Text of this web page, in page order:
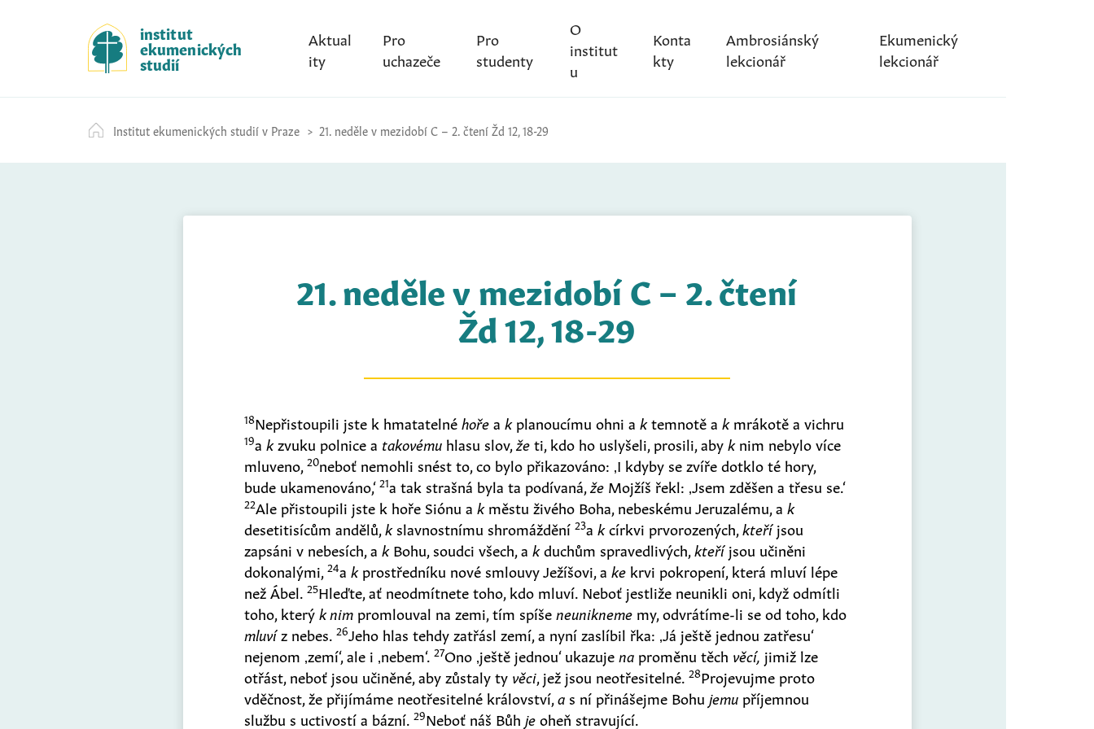
k
i
p
t
c
o
institut
ekumenických
studií
Aktual
ity
Pro
uchazeče
Pro
studenty
O
institut
u
Konta
kty
Ambrosiánský
lekcionář
Ekumenický
lekcionář
Institut ekumenických studií v Praze 21. neděle v mezidobí C – 2. čtení Žd 12, 18-29
21. neděle v mezidobí C – 2. čtení
Žd 12, 18-29
18Nepřistoupili jste k hmatatelné hořea kplanoucímu ohni a ktemnotě a kmrákotě a vichru
19a kzvuku polnice a takovému hlasu slov, žeti, kdo ho uslyšeli, prosili, aby knim nebylo více
mluveno,20neboť nemohli snést to, co bylo přikazováno: ‚I kdyby se zvíře dotklo té hory,
bude ukamenováno,‘21a tak strašná byla ta podívaná, že Mojžíš řekl: ‚Jsem zděšen a třesu se.‘
22Ale přistoupili jste k hoře Siónu a kměstu živého Boha, nebeskému Jeruzalému, a k
desetitisícům andělů, kslavnostnímu shromáždění23a kcírkvi prvorozených, kteříjsou
zapsáni v nebesích, a kBohu, soudci všech, a kduchům spravedlivých, kteříjsou učiněni
dokonalými,24a kprostředníku nové smlouvy Ježíšovi, a ke krvi pokropení, která mluví lépe
než Ábel.25Hleďte, ať neodmítnete toho, kdo mluví. Neboť jestliže neunikli oni, když odmítli
toho, který k nim promlouval na zemi, tím spíše neunikneme my, odvrátíme-li se od toho, kdo
mluvíz nebes.26Jeho hlas tehdy zatřásl zemí, a nyní zaslíbil řka: ‚Já ještě jednou zatřesu‘
nejenom ‚zemí‘, ale i ‚nebem‘.27Ono ‚ještě jednou‘ ukazuje na proměnu těch věcí, jimiž lze
otřást, neboť jsou učiněné, aby zůstaly ty věci, jež jsou neotřesitelné.28Projevujme proto
vděčnost, že přijímáme neotřesitelné království,a s ní přinášejme Bohu jemu příjemnou
službu s uctivostí a bázní.29Neboť náš Bůh jeoheň stravující.